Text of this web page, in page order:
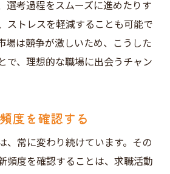
選考過程をスムーズに進めたりす
ストレスを軽減することも可能で
場は競争が激しいため、こうした
で、理想的な職場に出会うチャン
度を確認する
、常に変わり続けています。その
頻度を確認することは、求職活動